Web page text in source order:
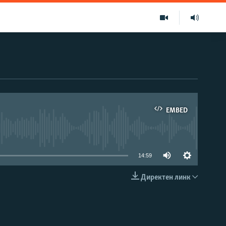
EMBED
EMBED
14:59
Директен линк